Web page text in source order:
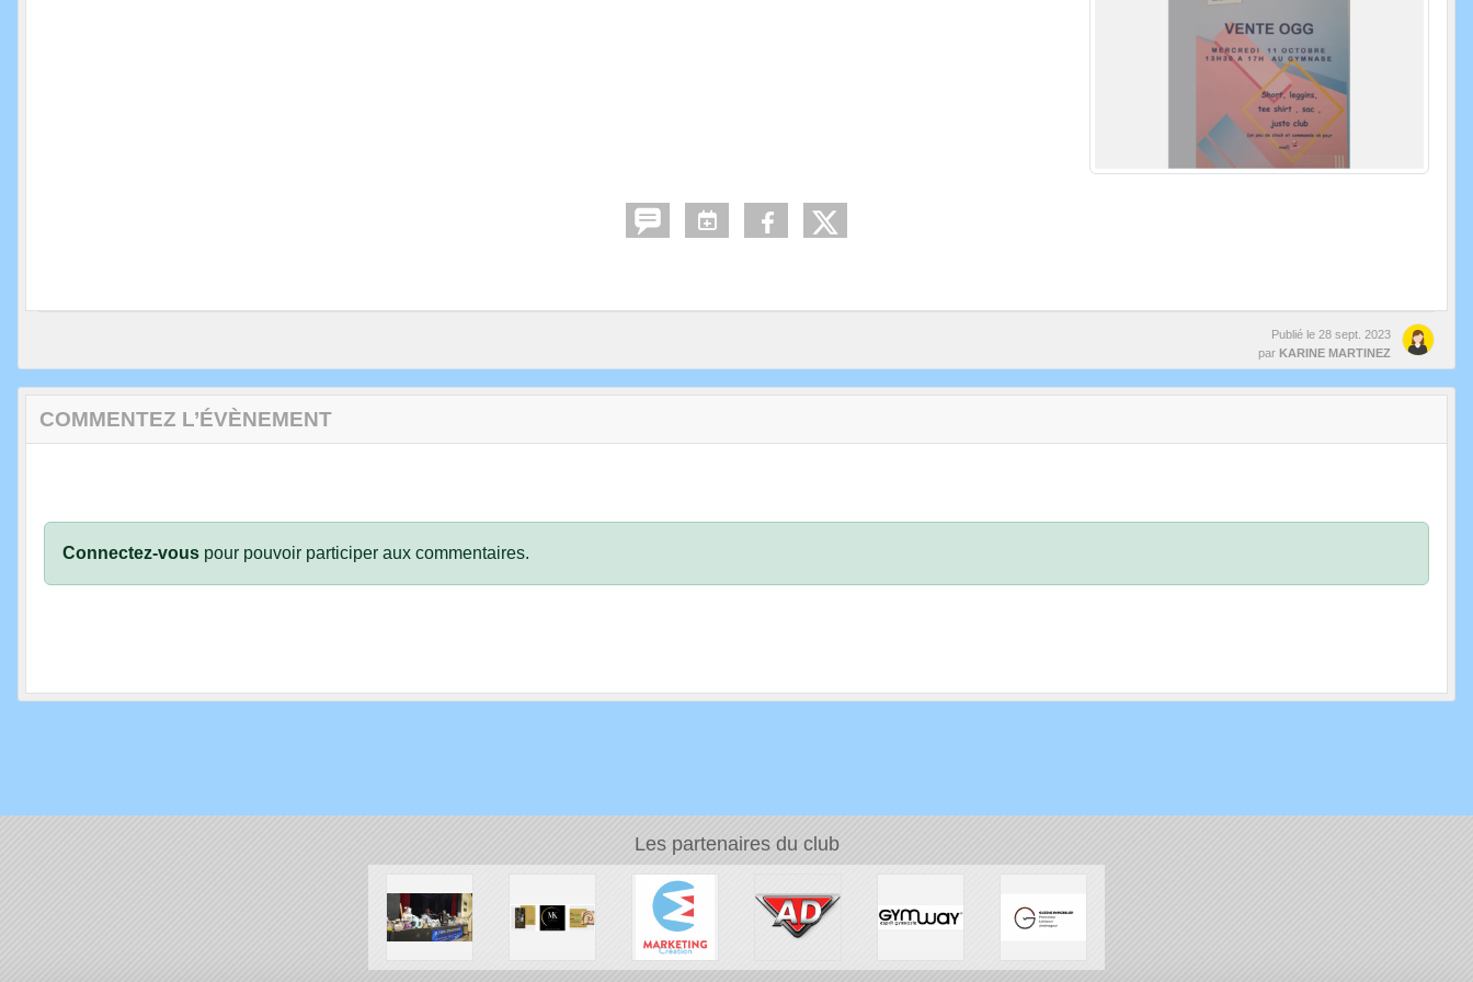
Publié le 28 sept. 2023
par KARINE MARTINEZ
COMMENTEZ L’ÉVÈNEMENT
Connectez-vous pour pouvoir participer aux commentaires.
Les partenaires du club